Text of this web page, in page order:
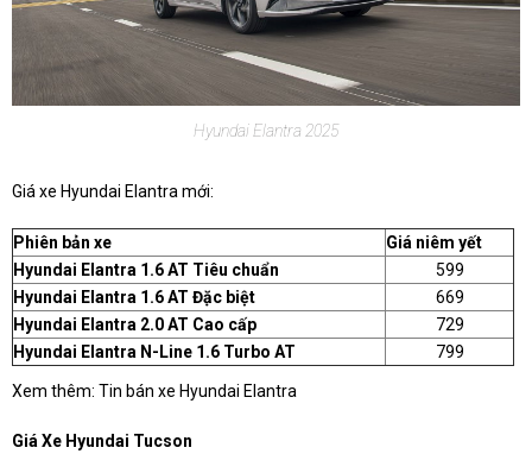
Hyundai Elantra 2025
Giá xe Hyundai Elantra mới:
Phiên bản xe
Giá niêm yết
Hyundai Elantra 1.6 AT Tiêu chuẩn
599
Hyundai Elantra 1.6 AT Đặc biệt
669
Hyundai Elantra 2.0 AT Cao cấp
729
Hyundai Elantra N-Line 1.6 Turbo AT
799
Xem thêm: Tin bán xe Hyundai Elantra
Giá Xe Hyundai Tucson